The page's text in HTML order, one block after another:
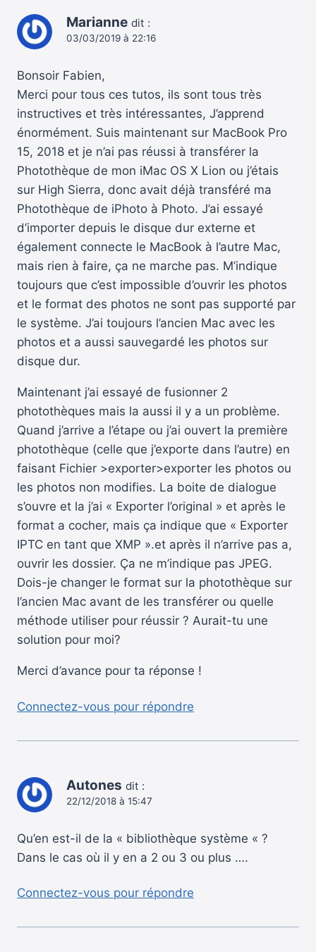
Marianne dit :
03/03/2019 à 22:16
Bonsoir Fabien,
Merci pour tous ces tutos, ils sont tous très
instructives et très intéressantes, J’apprend
énormément. Suis maintenant sur MacBook Pro
15, 2018 et je n’ai pas réussi à transférer la
Photothèque de mon iMac OS X Lion ou j’étais
sur High Sierra, donc avait déjà transféré ma
Photothèque de iPhoto à Photo. J’ai essayé
d’importer depuis le disque dur externe et
également connecte le MacBook à l’autre Mac,
mais rien à faire, ça ne marche pas. M’indique
toujours que c’est impossible d’ouvrir les photos
et le format des photos ne sont pas supporté par
le système. J’ai toujours l’ancien Mac avec les
photos et a aussi sauvegardé les photos sur
disque dur.
Maintenant j’ai essayé de fusionner 2
photothèques mais la aussi il y a un problème.
Quand j’arrive a l’étape ou j’ai ouvert la première
photothèque (celle que j’exporte dans l’autre) en
faisant Fichier >exporter>exporter les photos ou
les photos non modifies. La boite de dialogue
s’ouvre et la j’ai « Exporter l’original » et après le
format a cocher, mais ça indique que « Exporter
IPTC en tant que XMP ».et après il n’arrive pas a,
ouvrir les dossier. Ça ne m’indique pas JPEG.
Dois-je changer le format sur la photothèque sur
l’ancien Mac avant de les transférer ou quelle
méthode utiliser pour réussir ? Aurait-tu une
solution pour moi?
Merci d’avance pour ta réponse !
Connectez-vous pour répondre
Autones dit :
22/12/2018 à 15:47
Qu’en est-il de la « bibliothèque système « ?
Dans le cas où il y en a 2 ou 3 ou plus ….
Connectez-vous pour répondre